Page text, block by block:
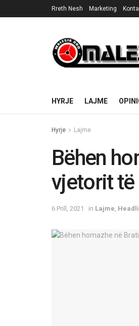
Rreth Nesh Marketing
HYRJE LAJME
Hyrje Lajme
Bëhen
vjetorit të
6 Prill, 2021 in Lajme